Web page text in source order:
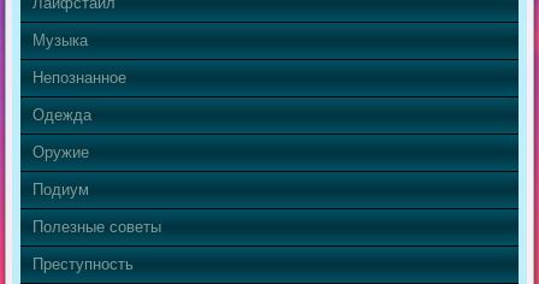
Музыка
Непознанное
Одежда
Оружие
Подиум
Полезные советы
Преступность